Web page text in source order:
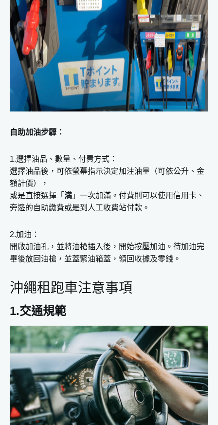
自助加油步驟：
1.選擇油品、數量、付費方式：
選擇油品後，可依螢幕指示決定加注油量（可依公升、金
額計價），
或是直接選擇「 満 」一次加滿。付費則可以使用信用卡、
旁邊的自助繳費或是到人工收費站付款。
2.加油：
開啟加油孔，並將油槍插入後，開始按壓加油。待加油完
畢後放回油槍，並蓋緊油箱蓋，領回收據及零錢。
沖繩租跑車注意事項
1.交通規範